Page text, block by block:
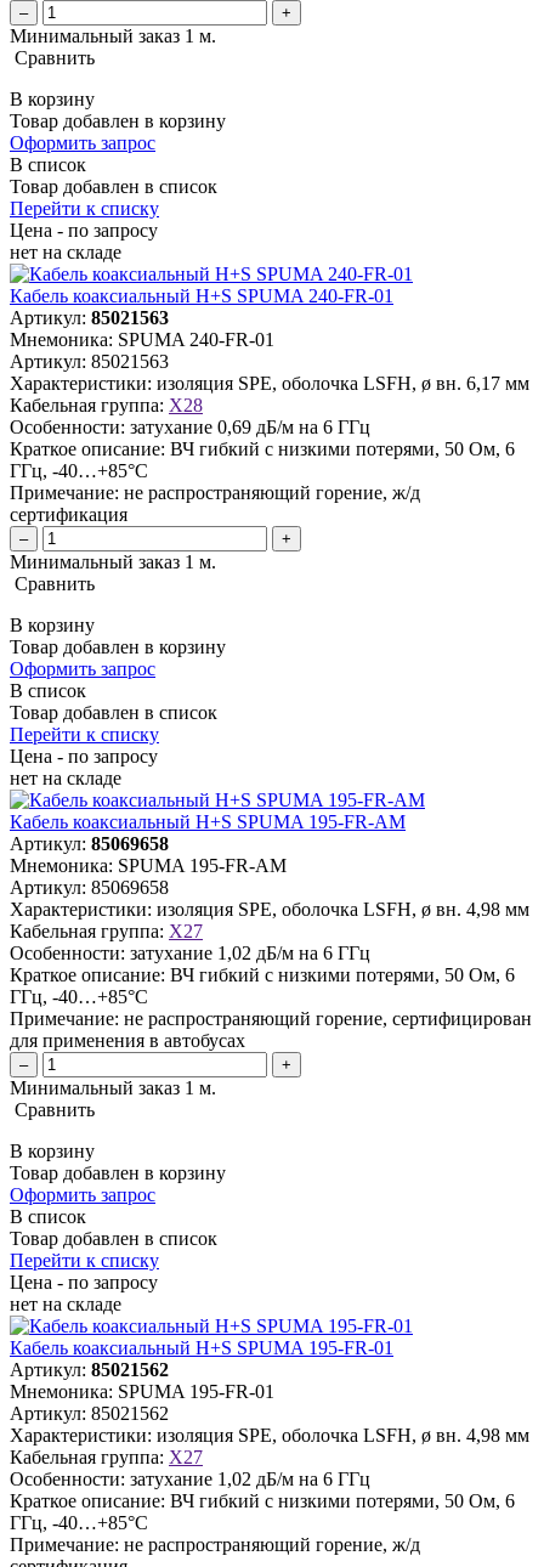
– +
Минимальный заказ 1 м.
Сравнить
В корзину
Товар добавлен в корзину
Оформить запрос
В список
Товар добавлен в список
Перейти к списку
Цена - по запросу
нет на складе
Кабель коаксиальный H+S SPUMA 240-FR-01
Артикул: 85021563
Мнемоника: SPUMA 240-FR-01
Артикул: 85021563
Характеристики: изоляция SPE, оболочка LSFH, ø вн. 6,17 мм
Кабельная группа: X28
Особенности: затухание 0,69 дБ/м на 6 ГГц
Краткое описание: ВЧ гибкий с низкими потерями, 50 Ом, 6
ГГц, -40…+85°C
Примечание: не распространяющий горение, ж/д
сертификация
– +
Минимальный заказ 1 м.
Сравнить
В корзину
Товар добавлен в корзину
Оформить запрос
В список
Товар добавлен в список
Перейти к списку
Цена - по запросу
нет на складе
Кабель коаксиальный H+S SPUMA 195-FR-AM
Артикул: 85069658
Мнемоника: SPUMA 195-FR-AM
Артикул: 85069658
Характеристики: изоляция SPE, оболочка LSFH, ø вн. 4,98 мм
Кабельная группа: X27
Особенности: затухание 1,02 дБ/м на 6 ГГц
Краткое описание: ВЧ гибкий с низкими потерями, 50 Ом, 6
ГГц, -40…+85°C
Примечание: не распространяющий горение, сертифицирован
для применения в автобусах
– +
Минимальный заказ 1 м.
Сравнить
В корзину
Товар добавлен в корзину
Оформить запрос
В список
Товар добавлен в список
Перейти к списку
Цена - по запросу
нет на складе
Кабель коаксиальный H+S SPUMA 195-FR-01
Артикул: 85021562
Мнемоника: SPUMA 195-FR-01
Артикул: 85021562
Характеристики: изоляция SPE, оболочка LSFH, ø вн. 4,98 мм
Кабельная группа: X27
Особенности: затухание 1,02 дБ/м на 6 ГГц
Краткое описание: ВЧ гибкий с низкими потерями, 50 Ом, 6
ГГц, -40…+85°C
Примечание: не распространяющий горение, ж/д